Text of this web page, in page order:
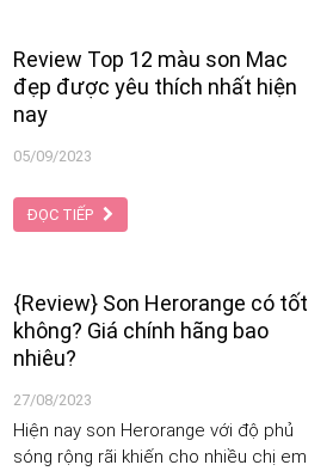
Review Top 12 màu son Mac
đẹp được yêu thích nhất hiện
nay
05/09/2023
ĐỌC TIẾP
{Review} Son Herorange có tốt
không? Giá chính hãng bao
nhiêu?
27/08/2023
Hiện nay son Herorange với độ phủ
sóng rộng rãi khiến cho nhiều chị em